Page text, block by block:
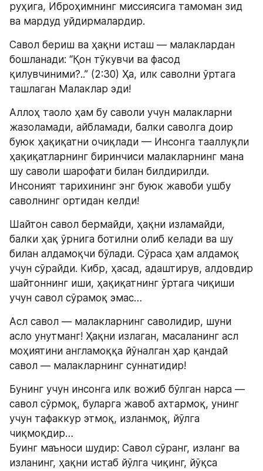
руҳига, Иброҳимнинг миссиясига тамоман зид
ва мардуд уйдирмалардир.
Савол бериш ва ҳақни исташ — малаклардан
бошланади: “Қон тўкувчи ва фасод
қилувчиними?..” (2:30) Ҳа, илк саволни ўртага
ташлаган Малаклар эди!
Аллоҳ таоло ҳам бу саволи учун малакларни
жазоламади, айбламади, балки саволга доир
буюк ҳақиқатни очиқлади — Инсонга тааллуқли
ҳақиқатларнинг биринчиси малакларнинг мана
шу саволи шарофати билан билдирилди.
Инсоният тарихининг энг буюк жавоби ушбу
саволнинг ортидан келди!
Шайтон савол бермайди, ҳақни изламайди,
балки ҳақ ўрнига ботилни олиб келади ва шу
билан алдамоқчи бўлади. Сўраса ҳам алдамоқ
учун сўрайди. Кибр, ҳасад, адаштирув, алдовдир
шайтоннинг иши, ҳақиқатнинг ўртага чиқиши
учун савол сўрамоқ эмас…
Асл савол — малакларнинг саволидир, шуни
асло унутманг! Ҳақни излаган, масаланинг асл
моҳиятини англамоққа йўналган ҳар қандай
савол — малакларнинг суннатидир!
Бунинг учун инсонга илк вожиб бўлган нарса —
савол сўрмоқ, буларга жавоб ахтармоқ, унинг
учун тафаккур этмоқ, изланмоқ, йўлга
чиқмоқдир…
Буинг маъноси шудир: Савол сўранг, изланг ва
изланинг, ҳақни истаб йўлга чиқинг, йўқса